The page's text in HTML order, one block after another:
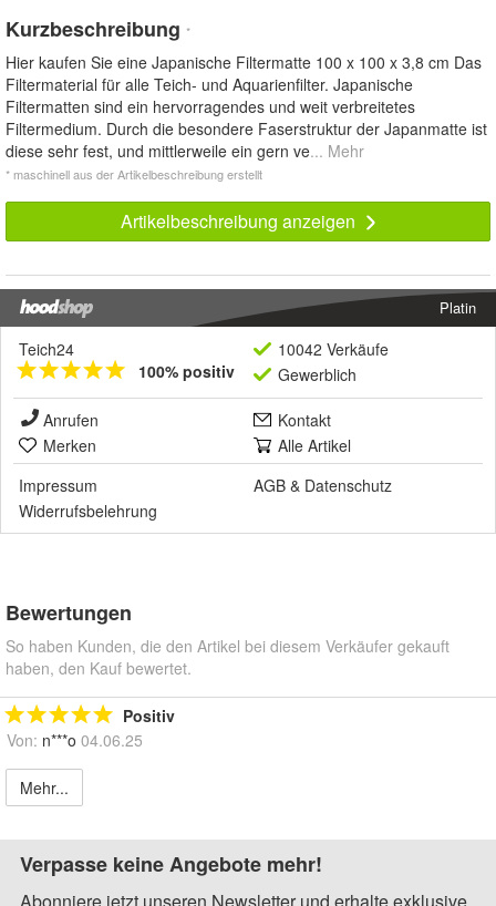
Kurzbeschreibung *
Hier kaufen Sie eine Japanische Filtermatte 100 x 100 x 3,8 cm Das
Filtermaterial für alle Teich- und Aquarienfilter. Japanische
Filtermatten sind ein hervorragendes und weit verbreitetes
Filtermedium. Durch die besondere Faserstruktur der Japanmatte ist
diese sehr fest, und mittlerweile ein gern ve... Mehr
* maschinell aus der Artikelbeschreibung erstellt
Artikelbeschreibung anzeigen
Platin
Teich24
100% positiv
10042 Verkäufe
Gewerblich
Anrufen
Kontakt
Merken
Alle Artikel
Impressum
AGB & Datenschutz
Widerrufsbelehrung
Bewertungen
So haben Kunden, die den Artikel bei diesem Verkäufer gekauft
haben, den Kauf bewertet.
Positiv
Von: n***o 04.06.25
Mehr...
Verpasse keine Angebote mehr!